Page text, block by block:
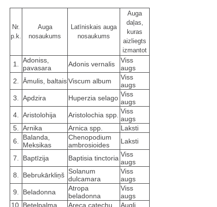
Nr.
p.k.
Auga
nosaukums
Latīniskais auga
nosaukums
Auga
daļas,
kuras
aizliegts
izmantot
1. Adoniss,
pavasara
Adonis vernalis
Viss
augs
2. Āmulis, baltaisViscum album
Viss
augs
3. Apdzira Huperzia selago Viss
augs
4. Aristolohija Aristolochia spp. Viss
augs
5. Arnika Arnica spp.
Laksti
6.
Balanda,
Meksikas
Chenopodium
ambrosioides
Laksti
7. Baptīzija Baptisia tinctoria Viss
augs
8.
Bebrukārkliņš Solanum
dulcamara
Viss
augs
9.
Beladonna
Atropa
beladonna
Viss
augs
10. Beteļpalma Areca catechu Augļi